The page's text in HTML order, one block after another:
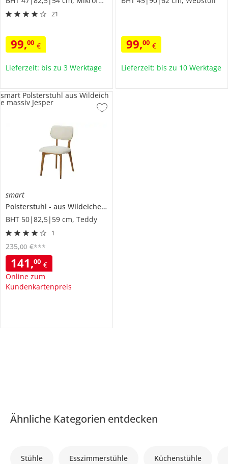
21
99,00 €
Lieferzeit: bis zu 3 Werktage
99,00 €
Lieferzeit: bis zu 10 Werktage
smart
Polsterstuhl
aus Wildeiche massiv
BHT 50|82,5|59 cm, Teddy
1
141,00 €
Online zum
Kundenkartenpreis
235,00 €***
smart Polsterstuhl aus Wildeich
e massiv Jesper
Ähnliche Kategorien entdecken
Stühle Esszimmerstühle Küchenstühle